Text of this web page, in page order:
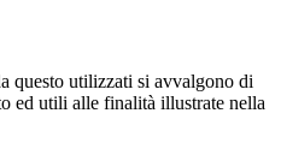
questo utilizzati si avvalgono di
ed utili alle finalità illustrate nella